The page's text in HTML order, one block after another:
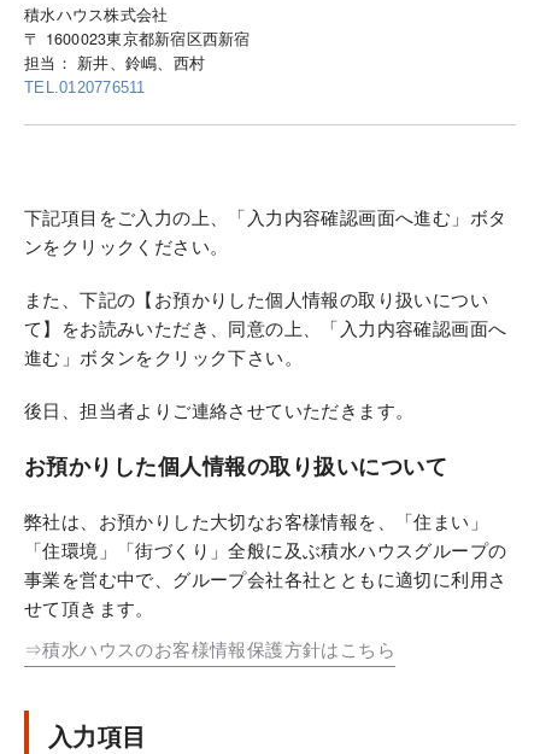
積水ハウス株式会社
〒 1600023東京都新宿区西新宿
担当： 新井、鈴嶋、西村
TEL.0120776511
下記項目をご入力の上、「入力内容確認画面へ進む」ボタ
ンをクリックください。
また、下記の【お預かりした個人情報の取り扱いについ
て】をお読みいただき、同意の上、「入力内容確認画面へ
進む」ボタンをクリック下さい。
後日、担当者よりご連絡させていただきます。
お預かりした個人情報の取り扱いについて
弊社は、お預かりした大切なお客様情報を、「住まい」
「住環境」「街づくり」全般に及ぶ積水ハウスグループの
事業を営む中で、グループ会社各社とともに適切に利用さ
せて頂きます。
⇒積水ハウスのお客様情報保護方針はこちら
入力項目